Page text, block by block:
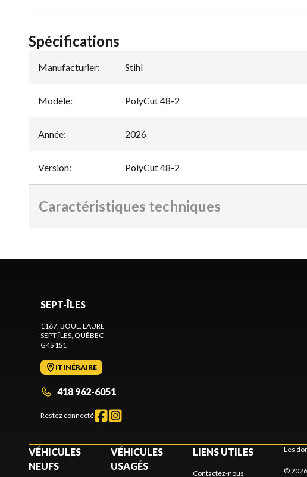
Spécifications
Manufacturier: Stihl
Modèle: PolyCut 48-2
Année: 2026
Version: PolyCut 48-2
Caractéristiques techniques
SEPT-ÎLES
1167, BOUL. LAURE
SEPT-ÎLES, QUÉBEC
G4S 1S1
ITINÉRAIRE
418 962-6051
Restez connecté
VÉHICULES
NEUFS
VÉHICULES
USAGÉS
LIENS UTILES
Contactez-nous
Les
©